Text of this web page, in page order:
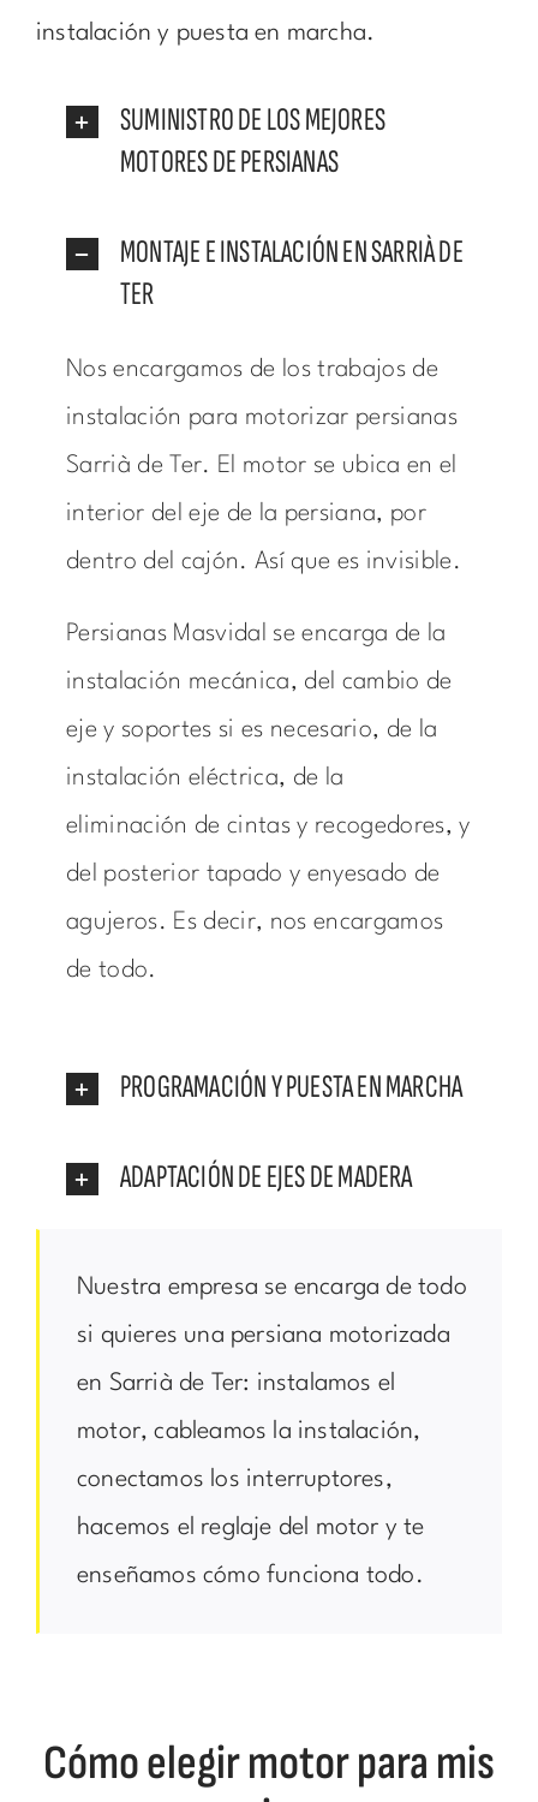
instalación y puesta en marcha.
SUMINISTRO DE LOS MEJORES
MOTORES DE PERSIANAS
MONTAJE E INSTALACIÓN EN SARRIÀ DE
TER
Nos encargamos de los trabajos de
instalación para motorizar persianas
Sarrià de Ter. El motor se ubica en el
interior del eje de la persiana, por
dentro del cajón. Así que es invisible.
Persianas Masvidal se encarga de la
instalación mecánica, del cambio de
eje y soportes si es necesario, de la
instalación eléctrica, de la
eliminación de cintas y recogedores, y
del posterior tapado y enyesado de
agujeros. Es decir, nos encargamos
de todo.
PROGRAMACIÓN Y PUESTA EN MARCHA
ADAPTACIÓN DE EJES DE MADERA
Nuestra empresa se encarga de todo
si quieres una persiana motorizada
en Sarrià de Ter: instalamos el
motor, cableamos la instalación,
conectamos los interruptores,
hacemos el reglaje del motor y te
enseñamos cómo funciona todo.
Cómo elegir motor para mis